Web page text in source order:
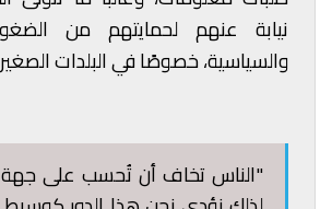
نيابة عنهم لحمايتهم من
والسياسية، خصوصًا في البلدات
"الناس تخاف أن تُحسب على جهة